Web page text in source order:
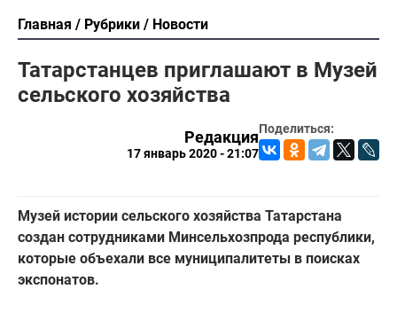
Главная Рубрики Новости
Татарстанцев приглашают в Музей
сельского хозяйства
Поделиться:
Редакция
17 январь 2020 - 21:07
Музей истории сельского хозяйства Татарстана
создан сотрудниками Минсельхозпрода республики,
которые объехали все муниципалитеты в поисках
экспонатов.